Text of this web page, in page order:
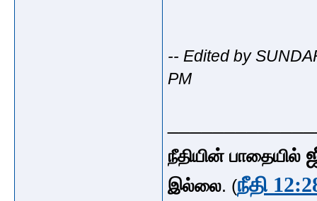
-- Edited by
PM
நீதியின் பாதையில்
இல்லை. (நீதி